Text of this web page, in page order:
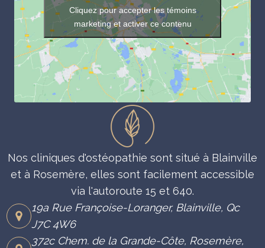
Cliquez pour accepter les témoins
marketing et activer ce contenu
Nos cliniques d'ostéopathie sont situé à Blainville
et à Rosemère, elles sont facilement accessible
via l'autoroute 15 et 640.
19a Rue Françoise-Loranger, Blainville, Qc
J7C 4W6
372c Chem. de la Grande-Côte, Rosemère,